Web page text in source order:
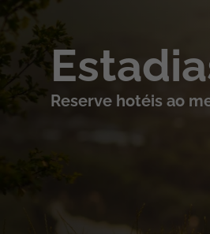
Destinos
Voos
Reserve hotéis ao